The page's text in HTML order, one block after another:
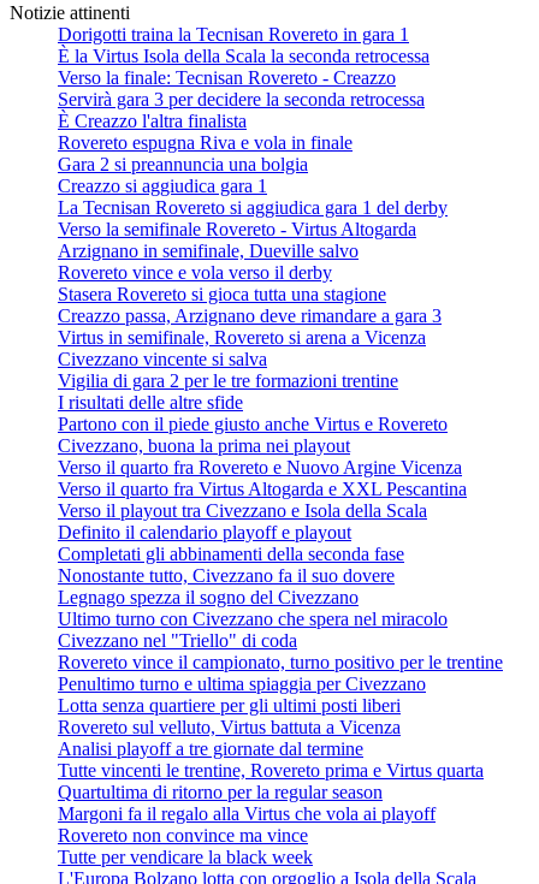
Notizie attinenti
Dorigotti traina la Tecnisan Rovereto in gara 1
È la Virtus Isola della Scala la seconda retrocessa
Verso la finale: Tecnisan Rovereto - Creazzo
Servirà gara 3 per decidere la seconda retrocessa
È Creazzo l'altra finalista
Rovereto espugna Riva e vola in finale
Gara 2 si preannuncia una bolgia
Creazzo si aggiudica gara 1
La Tecnisan Rovereto si aggiudica gara 1 del derby
Verso la semifinale Rovereto - Virtus Altogarda
Arzignano in semifinale, Dueville salvo
Rovereto vince e vola verso il derby
Stasera Rovereto si gioca tutta una stagione
Creazzo passa, Arzignano deve rimandare a gara 3
Virtus in semifinale, Rovereto si arena a Vicenza
Civezzano vincente si salva
Vigilia di gara 2 per le tre formazioni trentine
I risultati delle altre sfide
Partono con il piede giusto anche Virtus e Rovereto
Civezzano, buona la prima nei playout
Verso il quarto fra Rovereto e Nuovo Argine Vicenza
Verso il quarto fra Virtus Altogarda e XXL Pescantina
Verso il playout tra Civezzano e Isola della Scala
Definito il calendario playoff e playout
Completati gli abbinamenti della seconda fase
Nonostante tutto, Civezzano fa il suo dovere
Legnago spezza il sogno del Civezzano
Ultimo turno con Civezzano che spera nel miracolo
Civezzano nel "Triello" di coda
Rovereto vince il campionato, turno positivo per le trentine
Penultimo turno e ultima spiaggia per Civezzano
Lotta senza quartiere per gli ultimi posti liberi
Rovereto sul velluto, Virtus battuta a Vicenza
Analisi playoff a tre giornate dal termine
Tutte vincenti le trentine, Rovereto prima e Virtus quarta
Quartultima di ritorno per la regular season
Margoni fa il regalo alla Virtus che vola ai playoff
Rovereto non convince ma vince
Tutte per vendicare la black week
L'Europa Bolzano lotta con orgoglio a Isola della Scala